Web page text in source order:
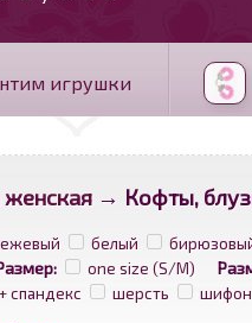
игрушки
→ Кофты,
белый
one size (S/M)
спандекс
шерсть шифон